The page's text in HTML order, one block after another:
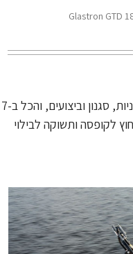
ה- GTD 180 החדשה מציעה נוחות, רבגוניות, סגנון וביצועים, והכל ב-7
לקופסה ותשוקה לבילוי